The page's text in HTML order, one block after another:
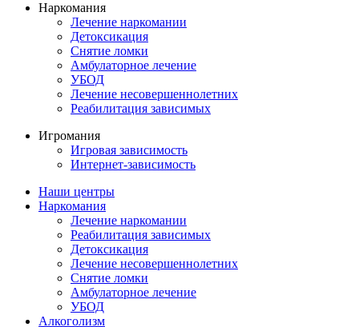
Наркомания
Лечение наркомании
Детоксикация
Снятие ломки
Амбулаторное лечение
УБОД
Лечение несовершеннолетних
Реабилитация зависимых
Игромания
Игровая зависимость
Интернет-зависимость
Наши центры
Наркомания
Лечение наркомании
Реабилитация зависимых
Детоксикация
Лечение несовершеннолетних
Снятие ломки
Амбулаторное лечение
УБОД
Алкоголизм